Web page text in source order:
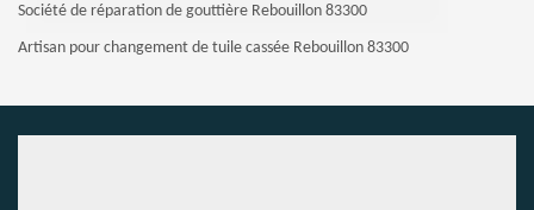
Société de réparation de gouttière Rebouillon 83300
Artisan pour changement de tuile cassée Rebouillon 83300